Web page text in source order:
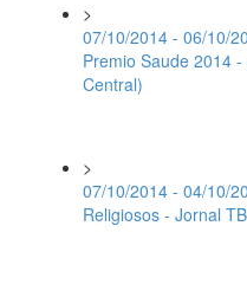
>
07/10/2014 - 06/10/
Premio Saude 2014
Central)
>
07/10/2014 - 04/10/
Religiosos - Jornal